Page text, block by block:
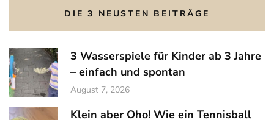
DIE 3 NEUSTEN BEITRÄGE
3 Wasserspiele für Kinder ab 3 Jahre
– einfach und spontan
August 7, 2026
Klein aber Oho! Wie ein Tennisball